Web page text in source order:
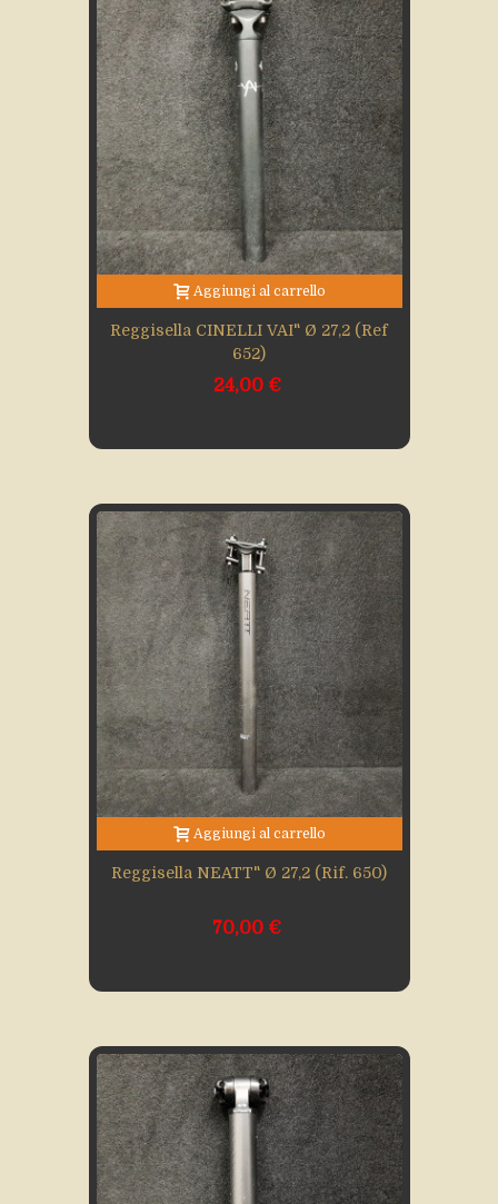
Aggiungi al carrello
Reggisella CINELLI VAI" Ø 27,2 (Ref
652)
24,00 €
Aggiungi al carrello
Reggisella NEATT" Ø 27,2 (rif. 650)
70,00 €